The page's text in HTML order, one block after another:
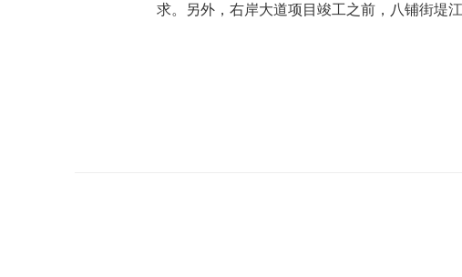
求。另外，右岸大道项目竣工之前，八铺街堤